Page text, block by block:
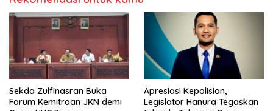
Sekda Zulfinasran Buka
Forum Kemitraan JKN demi
Apresiasi Kepolisian,
Legislator Hanura Tegaskan